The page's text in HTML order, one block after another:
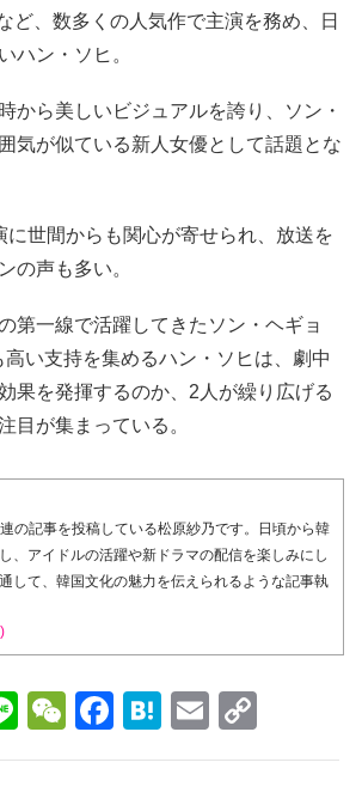
ど、数多くの人気作で主演を務め、日
ハン・ソヒ。
から美しいビジュアルを誇り、ソン・
気が似ている新人女優として話題とな
に世間からも関心が寄せられ、放送を
の声も多い。
第一線で活躍してきたソン・ヘギョ
い支持を集めるハン・ソヒは、劇中
果を発揮するのか、2人が繰り広げる
目が集まっている。
の記事を投稿している松原紗乃です。日頃から韓
、アイドルの活躍や新ドラマの配信を楽しみにし
して、韓国文化の魅力を伝えられるような記事執
Li
n
W
e
F
a
H
at
E
m o